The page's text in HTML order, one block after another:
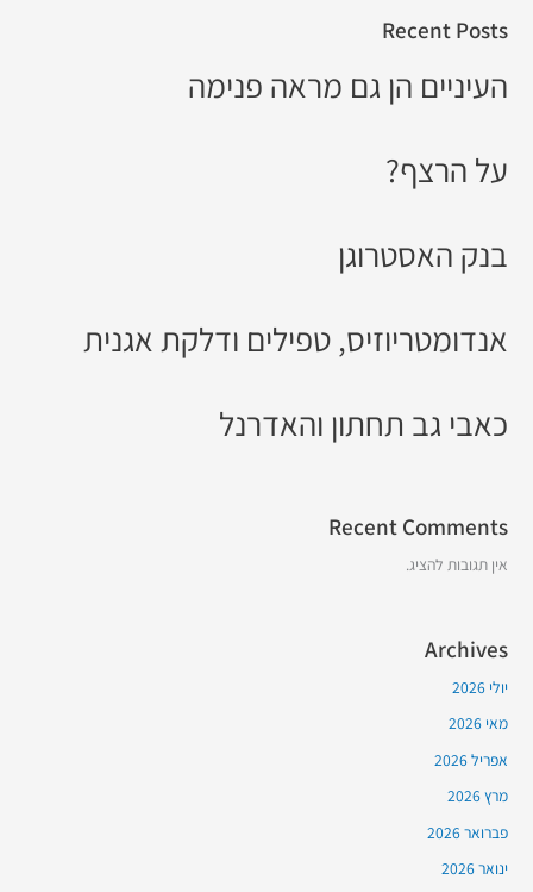
Recent Posts
העיניים הן גם מראה פנימה
על הרצף?
בנק האסטרוגן
אנדומטריוזיס, טפילים ודלקת אגנית
כאבי גב תחתון והאדרנל
Recent Comments
אין תגובות להציג.
Archives
יולי 2026
מאי 2026
אפריל 2026
מרץ 2026
פברואר 2026
ינואר 2026